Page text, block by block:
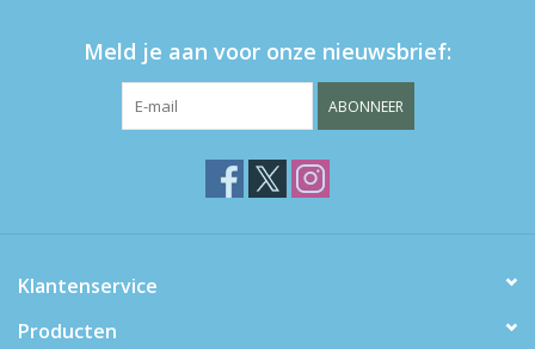
Meld je aan voor onze nieuwsbrief:
ABONNEER
Klantenservice
Producten